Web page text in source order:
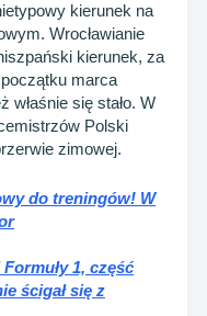
kierunek na
Wrocławianie
kierunek, za
marca
właśnie się stało. W
Polski
zimowej.
do treningów! W
1, część
ścigał się z